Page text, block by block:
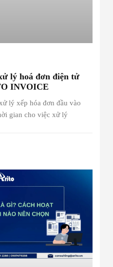
lý hoá đơn điện tử
INVOICE
lý xếp hóa đơn đầu vào
gian cho việc xử lý